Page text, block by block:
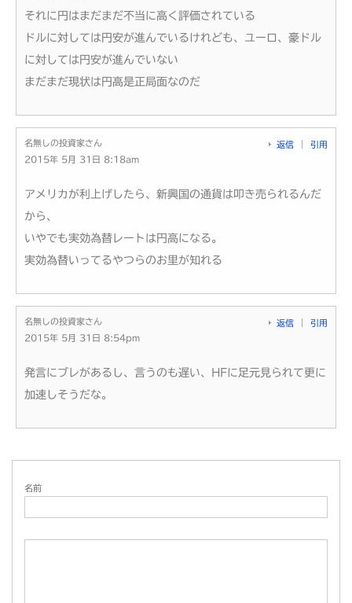
それに円はまだまだ不当に高く評価されている
ドルに対しては円安が進んでいるけれども、ユーロ、豪ドル
に対しては円安が進んでいない
まだまだ現状は円高是正局面なのだ
名無しの投資家さん
2015年 5月 31日 8:18am
返信 引用
アメリカが利上げしたら、新興国の通貨は叩き売られるんだ
から、
いやでも実効為替レートは円高になる。
実効為替いってるやつらのお里が知れる
名無しの投資家さん
2015年 5月 31日 8:54pm
返信 引用
発言にブレがあるし、言うのも遅い、HFに足元見られて更に
加速しそうだな。
名前